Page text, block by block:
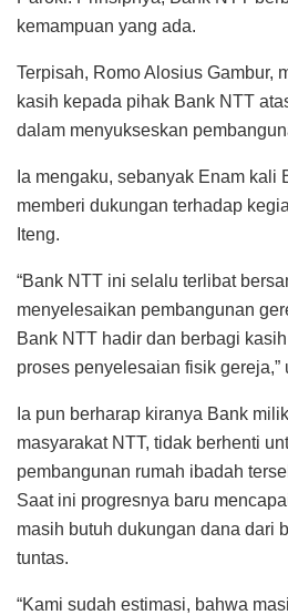
kemampuan yang ada.
Terpisah, Romo Alosius Gambur,
kasih kepada pihak Bank NTT
dalam menyukseskan
Ia mengaku, sebanyak Enam kali
memberi dukungan terhadap
Iteng.
“Bank NTT ini selalu terlibat
menyelesaikan pembangunan
Bank NTT hadir dan berbagi
proses penyelesaian fisik gereja,”
Ia pun berharap kiranya Bank
masyarakat NTT, tidak berhenti
pembangunan rumah ibadah
Saat ini progresnya baru
masih butuh dukungan dana dari
tuntas.
“Kami sudah estimasi, bahwa